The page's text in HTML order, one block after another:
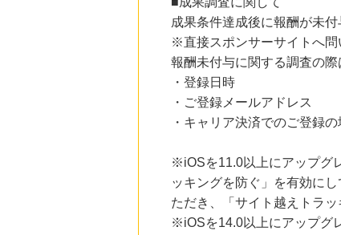
成果条件達成後に報酬が未
※直接スポンサーサイトへ問
報酬未付与に関する調査の
・登録日時
・ご登録メールアドレス
・キャリア決済でのご登録
※iOSを11.0以上にアップグ
ッキングを防ぐ」を有効に
ただき、「サイト越えトラ
※iOSを14.0以上にアップグ